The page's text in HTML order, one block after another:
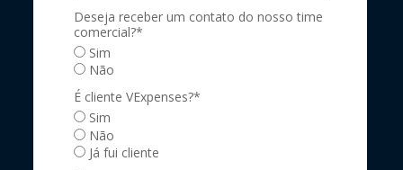
Deseja receber um contato do nosso time
comercial?*
Sim
Não
É cliente VExpenses?*
Sim
Não
Já fui cliente